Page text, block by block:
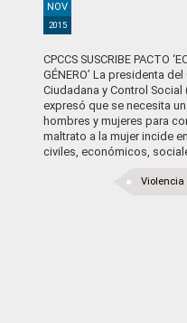
NOV
2015
CPCCS SUSCRIBE PACTO
GÉNERO’ La presidenta
Ciudadana y Control Social
expresó que se necesita
hombres y mujeres para
maltrato a la mujer incide
civiles, económicos,
Violencia